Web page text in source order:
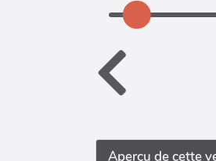
Aperçu de cette